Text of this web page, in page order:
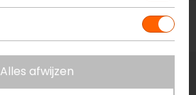
Alles afwijzen